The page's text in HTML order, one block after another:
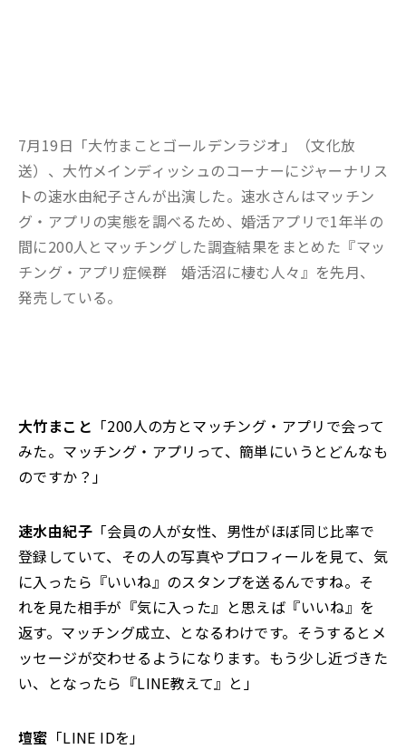
7月19日「大竹まことゴールデンラジオ」（文化放
送）、大竹メインディッシュのコーナーにジャーナリス
トの速水由紀子さんが出演した。速水さんはマッチン
グ・アプリの実態を調べるため、婚活アプリで1年半の
間に200人とマッチングした調査結果をまとめた『マッ
チング・アプリ症候群 婚活沼に棲む人々』を先月、
発売している。
大竹まこと 「200人の方とマッチング・アプリで会って
みた。マッチング・アプリって、簡単にいうとどんなも
のですか？」
速水由紀子 「会員の人が女性、男性がほぼ同じ比率で
登録していて、その人の写真やプロフィールを見て、気
に入ったら『いいね』のスタンプを送るんですね。そ
れを見た相手が『気に入った』と思えば『いいね』を
返す。マッチング成立、となるわけです。そうするとメ
ッセージが交わせるようになります。もう少し近づきた
い、となったら『LINE教えて』と」
壇蜜 「LINE IDを」